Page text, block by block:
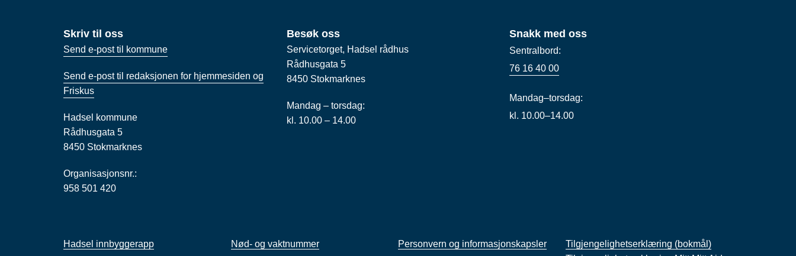
Skriv til oss
Send e-post til kommune
Send e-post til redaksjonen for hjemmesiden og
Friskus
Hadsel kommune
Rådhusgata 5
8450 Stokmarknes
Organisasjonsnr.:
958 501 420
Besøk oss
Servicetorget, Hadsel rådhus
Rådhusgata 5
8450 Stokmarknes
Mandag – torsdag:
kl. 10.00 – 14.00
Snakk med oss
Sentralbord:
76 16 40 00
Mandag–torsdag:
kl. 10.00–14.00
Hadsel innbyggerapp Nød- og vaktnummer Personvern og informasjonskapsler
Tilgjengelighetserklæring (bokmål)